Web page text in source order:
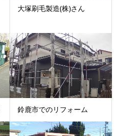
大塚刷毛製造(株)さん
鈴鹿市でのリフォーム